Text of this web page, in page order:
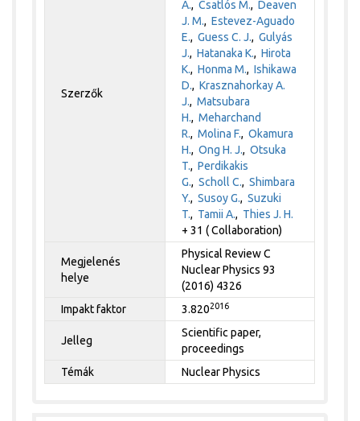
Szerzők
A.,Csatlós M.,Deaven
J. M.,Estevez-Aguado
E.,Guess C. J.,Gulyás
J.,Hatanaka K.,Hirota
K.,Honma M.,Ishikawa
D.,Krasznahorkay A.
J.,Matsubara
H.,Meharchand
R.,Molina F.,Okamura
H.,Ong H. J.,Otsuka
T.,Perdikakis
G.,Scholl C.,Shimbara
Y.,Susoy G.,Suzuki
T., Tamii A., Thies J. H.
+ 31 ( Collaboration)
Megjelenés
helye
Physical Review C
Nuclear Physics 93
(2016) 4326
Impakt faktor
3.8202016
Jelleg
Scientific paper,
proceedings
Témák
Nuclear Physics